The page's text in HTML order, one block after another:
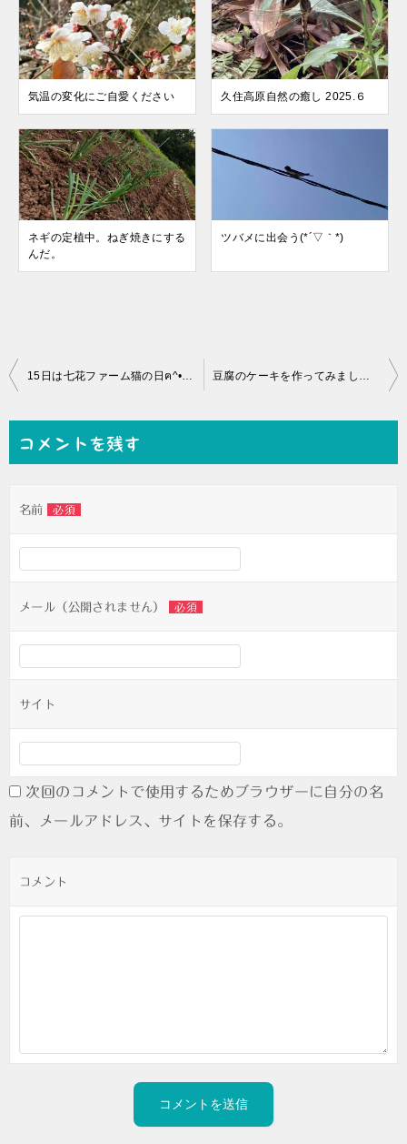
気温の変化にご自愛ください 久住高原自然の癒し 2025.６
ネギの定植中。ねぎ焼きにする
んだ。
ツバメに出会う(*´▽｀*)
投
ビ
ー
シ
ョ
ン
15日は七花ファーム猫の日ฅ^•ﻌ•^ฅ♡ 豆腐のケーキを作ってみました(*´▽｀*)♬
コメントを残す
名前 必須
メール（公開されません） 必須
サイト
次回のコメントで使用するためブラウザーに自分の名
前、メールアドレス、サイトを保存する。
コメント